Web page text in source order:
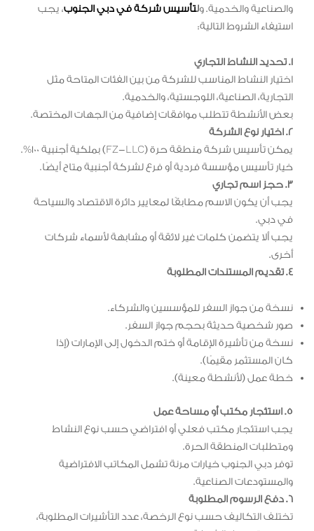
والصناعية والخدمية. ولتأسيس شركة في دبي الجنوب، يجب
استيفاء الشروط التالية:
1. تحديد النشاط التجاري
اختيار النشاط المناسب للشركة من بين الفئات المتاحة مثل
التجارية، الصناعية، اللوجستية، والخدمية.
بعض الأنشطة تتطلب موافقات إضافية من الجهات المختصة.
2. اختيار نوع الشركة
يمكن تأسيس شركة منطقة حرة (FZ-LLC) بملكية أجنبية 100%.
خيار تأسيس مؤسسة فردية أو فرع لشركة أجنبية متاح أيضًا.
3. حجز اسم تجاري
يجب أن يكون الاسم مطابقًا لمعايير دائرة الاقتصاد والسياحة
في دبي.
يجب ألا يتضمن كلمات غير لائقة أو مشابهة لأسماء شركات
أخرى.
4. تقديم المستندات المطلوبة
نسخة من جواز السفر للمؤسسين والشركاء.
صور شخصية حديثة بحجم جواز السفر.
نسخة من تأشيرة الإقامة أو ختم الدخول إلى الإمارات (إذا
كان المستثمر مقيمًا).
خطة عمل (لأنشطة معينة).
5. استئجار مكتب أو مساحة عمل
يجب استئجار مكتب فعلي أو افتراضي حسب نوع النشاط
ومتطلبات المنطقة الحرة.
توفر دبي الجنوب خيارات مرنة تشمل المكاتب الافتراضية
والمستودعات الصناعية.
6. دفع الرسوم المطلوبة
تختلف التكاليف حسب نوع الرخصة، عدد التأشيرات المطلوبة،